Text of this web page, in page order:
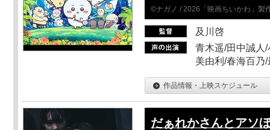
©ナガノ / 2026「映画ちいかわ」製
及川啓
青木遥/田中誠人
美由利/春海百乃
作品情報・上映スケジュール
だぁれかさんとアソ